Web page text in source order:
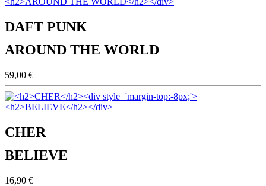
DAFT PUNK
AROUND THE WORLD
59,00 €
CHER
BELIEVE
16,90 €